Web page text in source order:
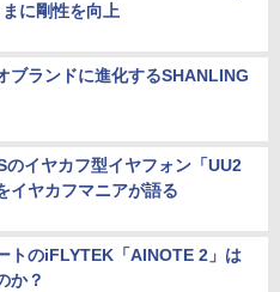
に剛性を向上
ブランドに進化するSHANLING
のイヤカフ型イヤフォン「UU2
イヤカフマニアが語る
トのiFLYTEK「AINOTE 2」は
か？